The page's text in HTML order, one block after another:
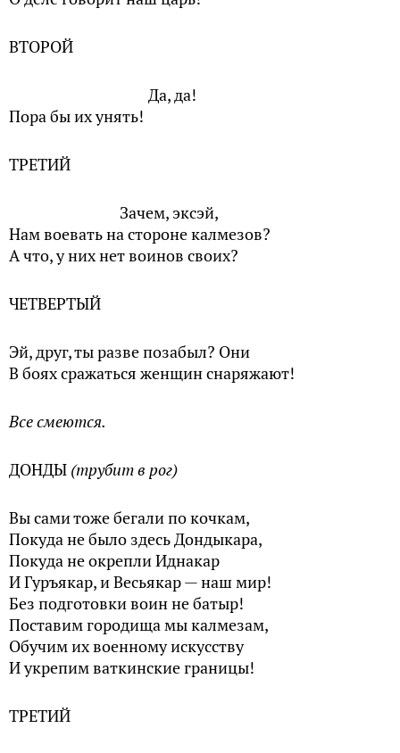
ВТОРОЙ
Да, да!
Пора бы их унять!
ТРЕТИЙ
Зачем, эксэй,
Нам воевать на стороне калмезов?
А что, у них нет воинов своих?
ЧЕТВЕРТЫЙ
Эй, друг, ты разве позабыл? Они
В боях сражаться женщин снаряжают!
Все смеются.
ДОНДЫ (трубит в рог)
Вы сами тоже бегали по кочкам,
Покуда не было здесь Дондыкара,
Покуда не окрепли Иднакар
И Гуръякар, и Весьякар — наш мир!
Без подготовки воин не батыр!
Поставим городища мы калмезам,
Обучим их военному искусству
И укрепим ваткинские границы!
ТРЕТИЙ